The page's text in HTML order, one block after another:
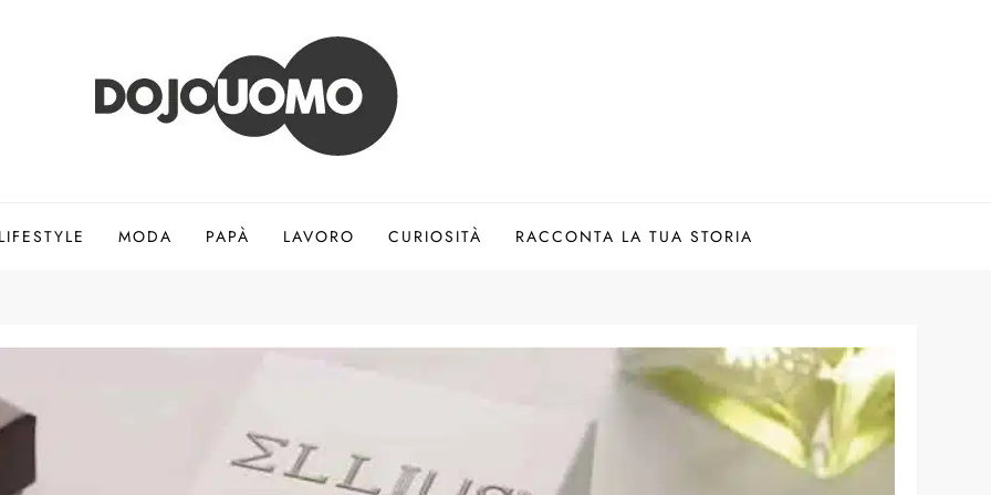
LIFESTYLE MODA PAPÀ LAVORO CURIOSITÀ RACCONTA LA TUA STORIA